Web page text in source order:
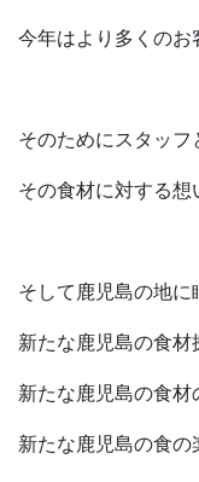
今年はより多くのお
そのためにスタッフ
その食材に対する
そして鹿児島の地
新たな鹿児島の食材
新たな鹿児島の食材
新たな鹿児島の食の